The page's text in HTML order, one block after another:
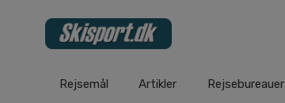
Rejsemål Artikler Rejsebureauer